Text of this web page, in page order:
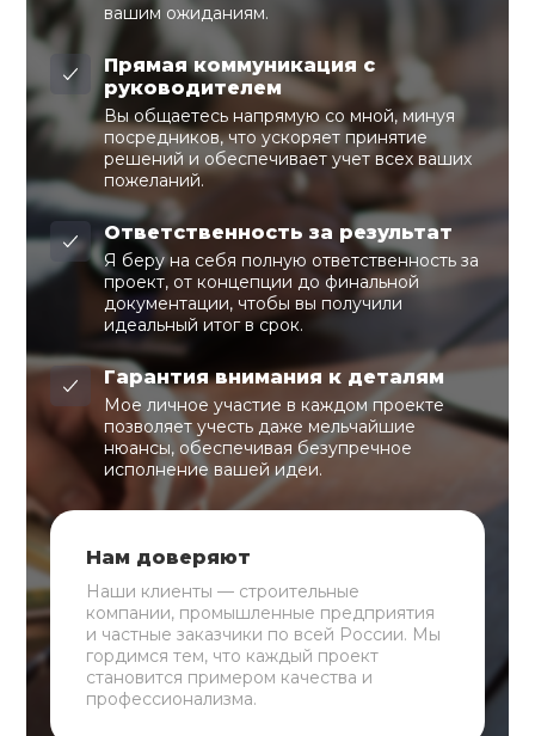
вашим ожиданиям.
Прямая коммуникация с
руководителем
Вы общаетесь напрямую со мной, минуя
посредников, что ускоряет принятие
решений и обеспечивает учет всех ваших
пожеланий.
Ответственность за результат
Я беру на себя полную ответственность за
проект, от концепции до финальной
документации, чтобы вы получили
идеальный итог в срок.
Гарантия внимания к деталям
Мое личное участие в каждом проекте
позволяет учесть даже мельчайшие
нюансы, обеспечивая безупречное
исполнение вашей идеи.
Нам доверяют
Наши клиенты — строительные
компании, промышленные предприятия
и частные заказчики по всей России. Мы
гордимся тем, что каждый проект
становится примером качества и
профессионализма.